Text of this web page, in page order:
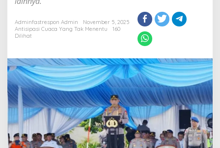
Adminfastrespon Admin
November 5, 2025
Antisipasi Cuaca Yang Tak Menentu
160
Dilihat